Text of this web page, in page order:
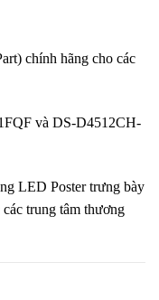
chính hãng cho các
và DS-D4512CH-
LED Poster trưng bày
trung tâm thương